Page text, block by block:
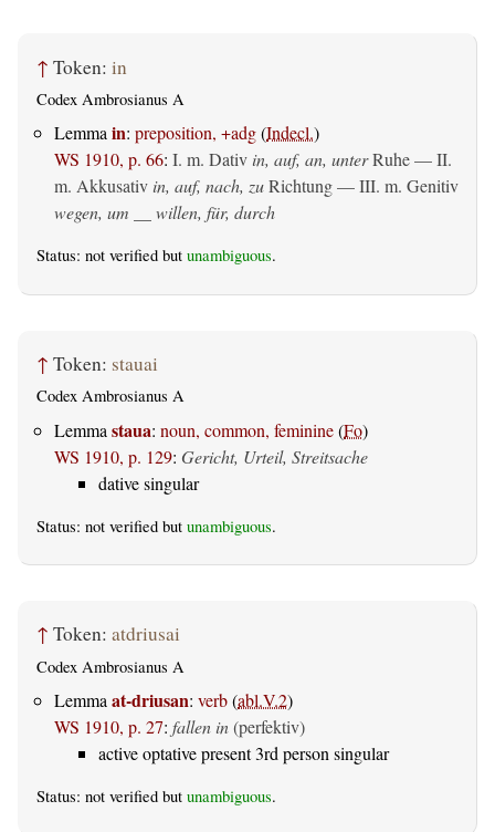
↑ Token: in
Codex Ambrosianus A
Lemmain: preposition, +adg(Indecl.)
WS 1910, p. 66: I. m. Dativ in, auf, an, unterRuhe — II.
m. Akkusativ in, auf, nach, zuRichtung — III. m. Genitiv
wegen, um __ willen, für, durch
Status: not verified but unambiguous.
↑ Token: stauai
Codex Ambrosianus A
Lemma staua: noun, common, feminine(Fo)
WS 1910, p. 129: Gericht, Urteil, Streitsache
dative singular
Status: not verified but unambiguous.
↑ Token: atdriusai
Codex Ambrosianus A
Lemma at-driusan: verb(abl.V.2)
WS 1910, p. 27: fallen in(perfektiv)
active optative present 3rd person singular
Status: not verified but unambiguous.